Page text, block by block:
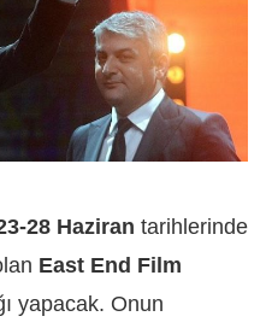
28 Haziran tarihlerinde
East End Film
yapacak. Onun